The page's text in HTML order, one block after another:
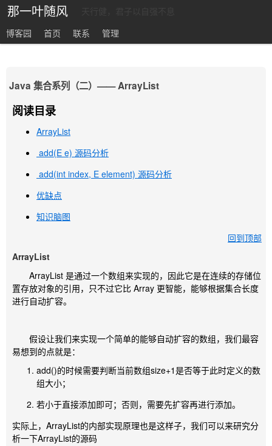
那一叶随风
博客园
首页 联系 管理
Java 集合系列（二）—— ArrayList
阅读目录
ArrayList
add(E e) 源码分析
add(int index, E element) 源码分析
优缺点
知识脑图
回到顶部
ArrayList
ArrayList 是通过一个数组来实现的，因此它是在连续的存储位
置存放对象的引用，只不过它比 Array 更智能，能够根据集合长度
进行自动扩容。
假设让我们来实现一个简单的能够自动扩容的数组，我们最容
易想到的点就是：
add()的时候需要判断当前数组size+1是否等于此时定义的数
组大小；
若小于直接添加即可；否则，需要先扩容再进行添加。
实际上，ArrayList的内部实现原理也是这样子，我们可以来研究分
析一下ArrayList的源码